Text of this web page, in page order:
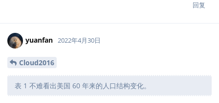
回复
yuanfan 2022年4月30日
Cloud2016
表 1 不难看出美国 60 年来的人口结构变化。